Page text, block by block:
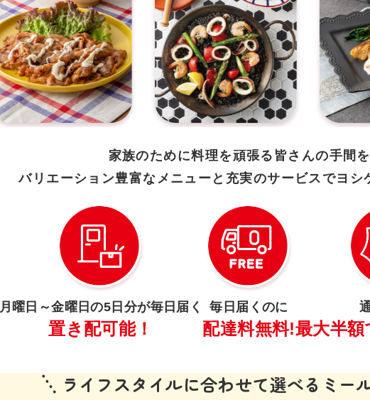
家族のために料理を頑張る皆さんの手間
バリエーション豊富なメニューと充実のサービスでヨシ
月曜日～金曜日の5日分が毎日届く
置き配可能！
毎日届くのに
配達料無料!最大半額
ライフスタイルに合わせて選べるミー